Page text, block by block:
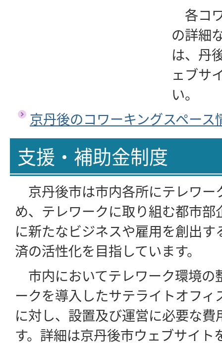
各コ
の詳細
は、丹
ェブサ
い。
京丹後のコワーキングスペース
支援・補助金制度
京丹後市は市内各所にテレワー
め、テレワークに取り組む都市
に新たなビジネスや雇用を創出
済の活性化を目指しています。
市内においてテレワーク環境の
ークを導入したサテライトオフ
に対し、設置及び運営に必要な
す。詳細は京丹後市ウェブサイト